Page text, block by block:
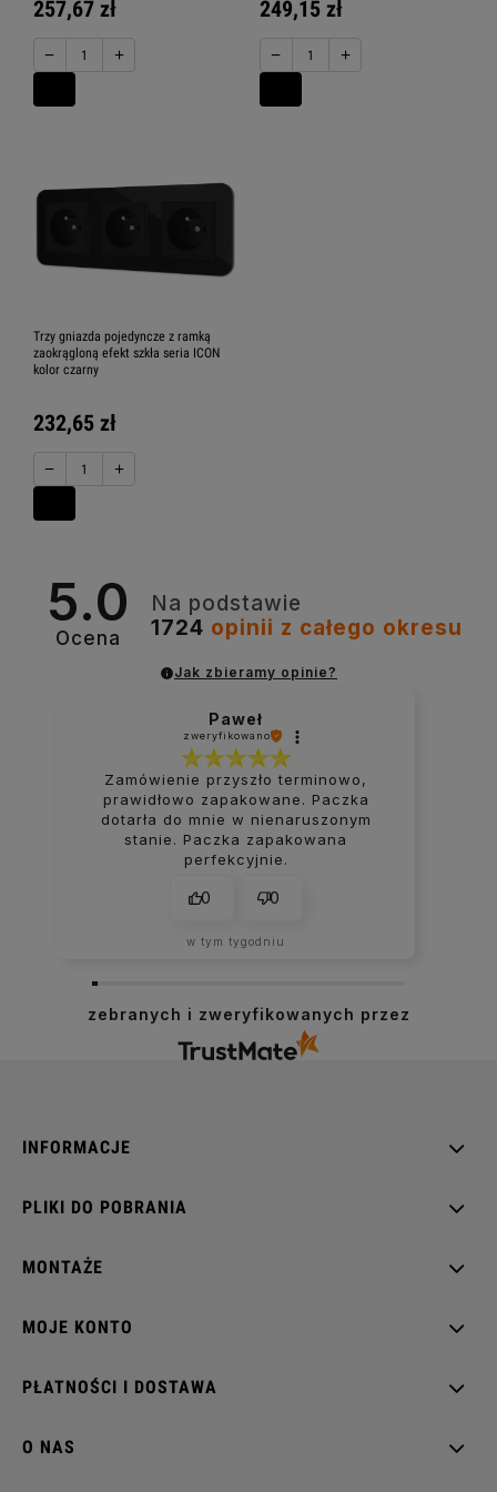
257,67 zł
− +
249,15 zł
− +
Trzy gniazda pojedyncze z ramką
zaokrągloną efekt szkła seria ICON
kolor czarny
232,65 zł
− +
5.0
Ocena
Na podstawie
1724 opinii z całego okresu
Jak zbieramy opinie?
Paweł
zweryfikowano
Zamówienie przyszło terminowo,
prawidłowo zapakowane. Paczka
dotarła do mnie w nienaruszonym
stanie. Paczka zapakowana
perfekcyjnie.
0 0
w tym tygodniu
zebranych i zweryfikowanych przez
INFORMACJE
PLIKI DO POBRANIA
MONTAŻE
MOJE KONTO
PŁATNOŚCI I DOSTAWA
O NAS